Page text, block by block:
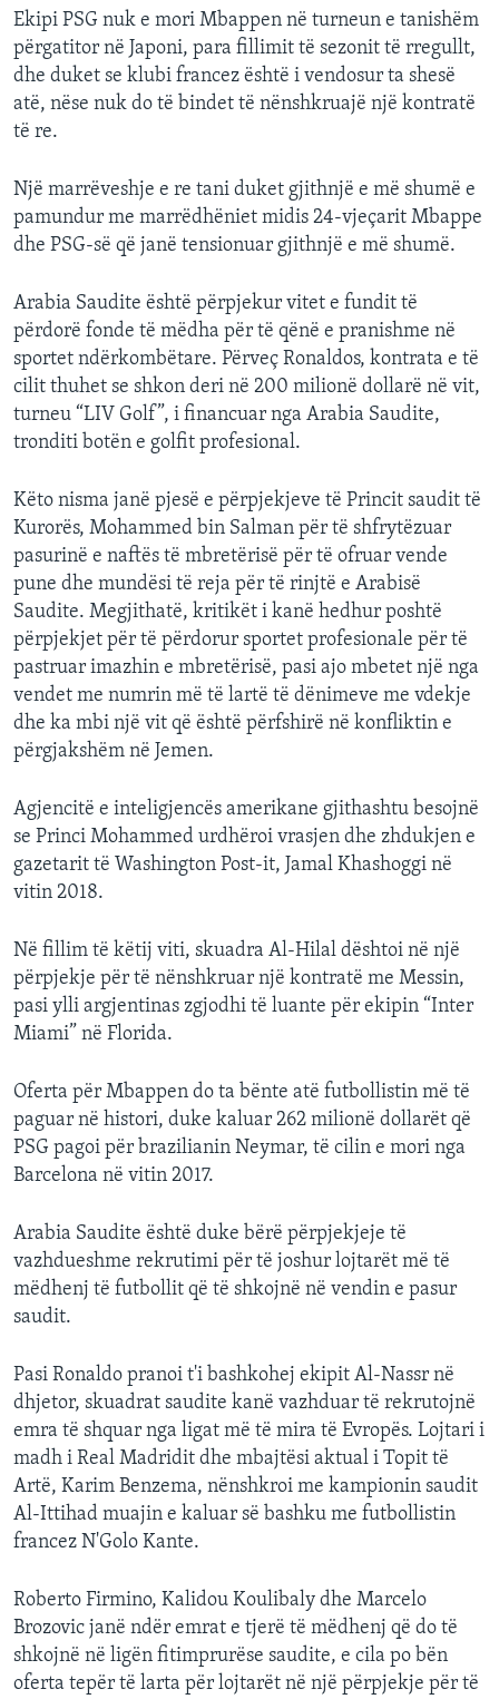
Ekipi PSG nuk e mori Mbappen në turneun e tanishëm
përgatitor në Japoni, para fillimit të sezonit të rregullt,
dhe duket se klubi francez është i vendosur ta shesë
atë, nëse nuk do të bindet të nënshkruajë një kontratë
të re.
Një marrëveshje e re tani duket gjithnjë e më shumë e
pamundur me marrëdhëniet midis 24-vjeçarit Mbappe
dhe PSG-së që janë tensionuar gjithnjë e më shumë.
Arabia Saudite është përpjekur vitet e fundit të
përdorë fonde të mëdha për të qënë e pranishme në
sportet ndërkombëtare. Përveç Ronaldos, kontrata e të
cilit thuhet se shkon deri në 200 milionë dollarë në vit,
turneu “LIV Golf”, i financuar nga Arabia Saudite,
tronditi botën e golfit profesional.
Këto nisma janë pjesë e përpjekjeve të Princit saudit të
Kurorës, Mohammed bin Salman për të shfrytëzuar
pasurinë e naftës të mbretërisë për të ofruar vende
pune dhe mundësi të reja për të rinjtë e Arabisë
Saudite. Megjithatë, kritikët i kanë hedhur poshtë
përpjekjet për të përdorur sportet profesionale për të
pastruar imazhin e mbretërisë, pasi ajo mbetet një nga
vendet me numrin më të lartë të dënimeve me vdekje
dhe ka mbi një vit që është përfshirë në konfliktin e
përgjakshëm në Jemen.
Agjencitë e inteligjencës amerikane gjithashtu besojnë
se Princi Mohammed urdhëroi vrasjen dhe zhdukjen e
gazetarit të Washington Post-it, Jamal Khashoggi në
vitin 2018.
Në fillim të këtij viti, skuadra Al-Hilal dështoi në një
përpjekje për të nënshkruar një kontratë me Messin,
pasi ylli argjentinas zgjodhi të luante për ekipin “Inter
Miami” në Florida.
Oferta për Mbappen do ta bënte atë futbollistin më të
paguar në histori, duke kaluar 262 milionë dollarët që
PSG pagoi për brazilianin Neymar, të cilin e mori nga
Barcelona në vitin 2017.
Arabia Saudite është duke bërë përpjekjeje të
vazhdueshme rekrutimi për të joshur lojtarët më të
mëdhenj të futbollit që të shkojnë në vendin e pasur
saudit.
Pasi Ronaldo pranoi t'i bashkohej ekipit Al-Nassr në
dhjetor, skuadrat saudite kanë vazhduar të rekrutojnë
emra të shquar nga ligat më të mira të Evropës. Lojtari i
madh i Real Madridit dhe mbajtësi aktual i Topit të
Artë, Karim Benzema, nënshkroi me kampionin saudit
Al-Ittihad muajin e kaluar së bashku me futbollistin
francez N'Golo Kante.
Roberto Firmino, Kalidou Koulibaly dhe Marcelo
Brozovic janë ndër emrat e tjerë të mëdhenj që do të
shkojnë në ligën fitimprurëse saudite, e cila po bën
oferta tepër të larta për lojtarët në një përpjekje për të